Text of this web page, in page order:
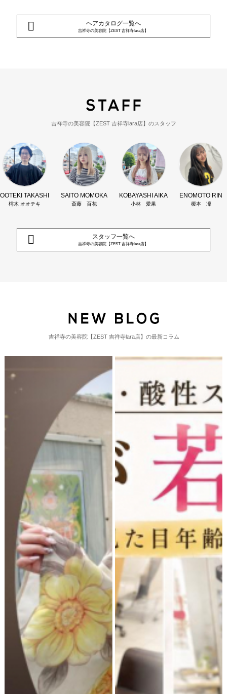
ヘアカタログ一覧へ
吉祥寺の美容院【ZEST 吉祥寺lara店】
吉祥寺の美容院【ZEST 吉祥寺lara店】のスタッフ
OOTEKI TAKASHI
樗木 オオテキ
SAITO MOMOKA
斎藤 百花
KOBAYASHI AIKA
小林 愛果
ENOMOTO RIN
榎本 凜
スタッフ一覧へ
吉祥寺の美容院【ZEST 吉祥寺lara店】
吉祥寺の美容院【ZEST 吉祥寺lara店】の最新コラム